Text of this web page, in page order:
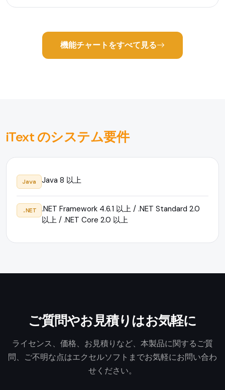
機能チャートをすべて見る
iText のシステム要件
Java Java 8 以上
.NET
.NET Framework 4.6.1 以上 / .NET Standard 2.0
以上 / .NET Core 2.0 以上
ご質問やお見積りはお気軽に
ライセンス、価格、お見積りなど、本製品に関するご質
問、ご不明な点はエクセルソフトまでお気軽にお問い合わ
せください。